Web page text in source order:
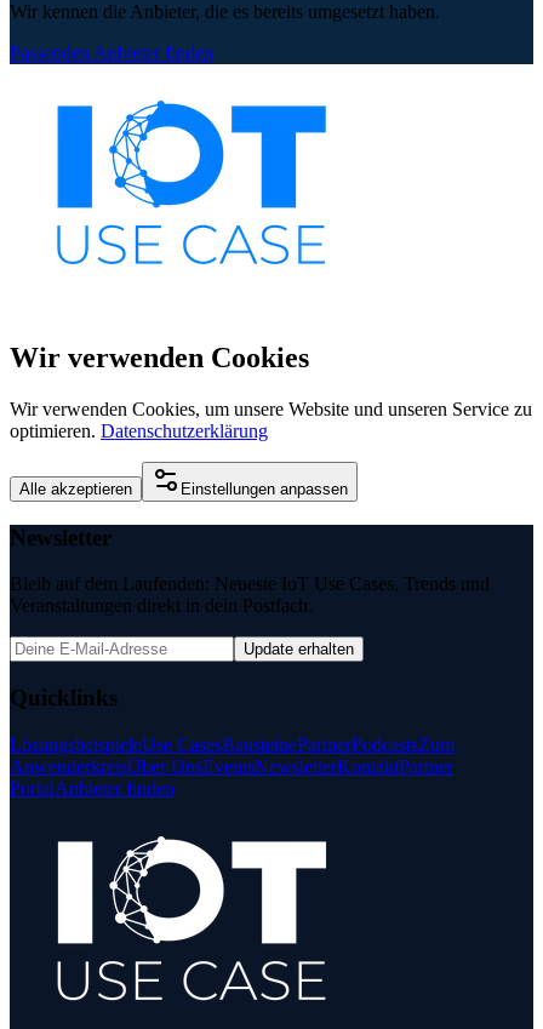
Wir kennen die Anbieter, die es bereits umgesetzt haben.
Passenden Anbieter finden
Wir verwenden Cookies
Wir verwenden Cookies, um unsere Website und unseren Service zu
optimieren. Datenschutzerklärung
Alle akzeptieren Einstellungen anpassen
Newsletter
Bleib auf dem Laufenden: Neueste IoT Use Cases, Trends und
Veranstaltungen direkt in dein Postfach.
Update erhalten
Quicklinks
LösungsbeispieleUse CasesBausteinePartnerPodcastsZum
AnwenderkreisÜber UnsEventsNewsletterKontaktPartner
PortalAnbieter finden